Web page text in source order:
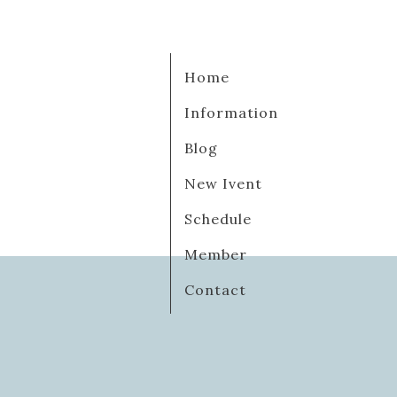
Home
Information
Blog
New Ivent
Schedule
Member
Contact